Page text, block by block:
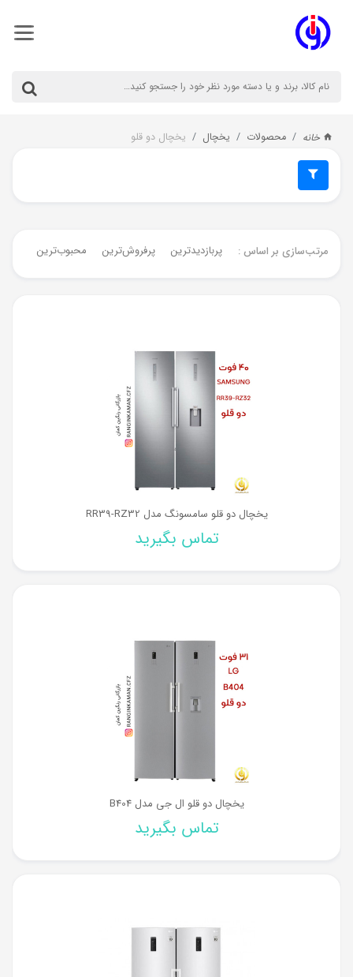
خانه محصولات یخچال یخچال دو قلو
مرتب‌سازی بر اساس : پربازدیدترین پرفروش‌ترین‌ محبوب‌ترین
یخچال دو قلو سامسونگ مدل RR39-RZ32
تماس بگیرید
یخچال دو قلو ال جی مدل B404
تماس بگیرید